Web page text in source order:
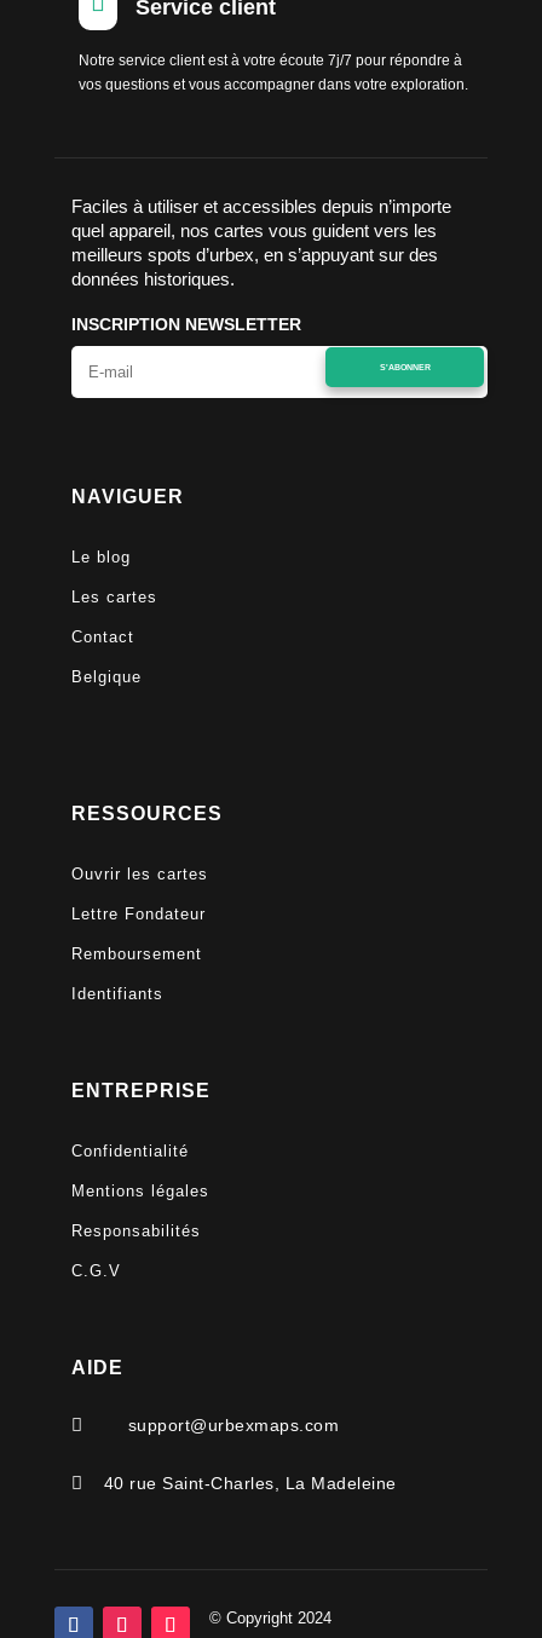
Service client
Notre service client est à votre écoute 7j/7 pour répondre à
vos questions et vous accompagner dans votre exploration.
Faciles à utiliser et accessibles depuis n’importe
quel appareil, nos cartes vous guident vers les
meilleurs spots d’urbex, en s’appuyant sur des
données historiques.
INSCRIPTION NEWSLETTER
S'ABONNER
NAVIGUER
Le blog
Les cartes
Contact
Belgique
RESSOURCES
Ouvrir les cartes
Lettre Fondateur
Remboursement
Identifiants
ENTREPRISE
Confidentialité
Mentions légales
Responsabilités
C.G.V
AIDE
 support@urbexmaps.com
 40 rue Saint-Charles, La Madeleine
© Copyright 2024